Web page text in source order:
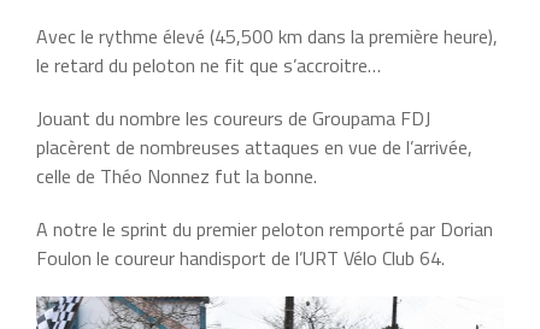
Avec le rythme élevé (45,500 km dans la première heure),
le retard du peloton ne fit que s’accroitre…
Jouant du nombre les coureurs de Groupama FDJ
placèrent de nombreuses attaques en vue de l’arrivée,
celle de Théo Nonnez fut la bonne.
A notre le sprint du premier peloton remporté par Dorian
Foulon le coureur handisport de l’URT Vélo Club 64.